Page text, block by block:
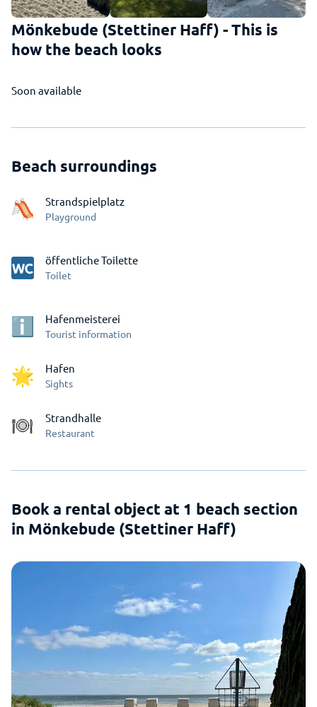
Mönkebude (Stettiner Haff) - This is
how the beach looks
Soon available
Beach surroundings
Strandspielplatz
Playground
öffentliche Toilette
Toilet
Hafenmeisterei
Tourist information
Hafen
Sights
Strandhalle
Restaurant
Book a rental object at 1 beach section
in Mönkebude (Stettiner Haff)